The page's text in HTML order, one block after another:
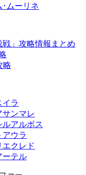
･ムーリネ
戦」攻略情報まとめ
略
イラ
サンマレ
アルボス
アウラ
エクレド
ーテル